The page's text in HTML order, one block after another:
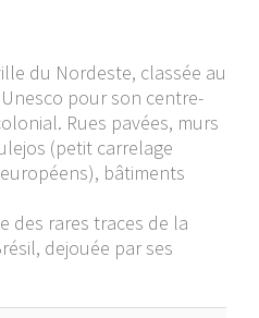
du Nordeste, classée au
pour son centre-
Rues pavées, murs
(petit carrelage
bâtiments
des rares traces de la
dejouée par ses